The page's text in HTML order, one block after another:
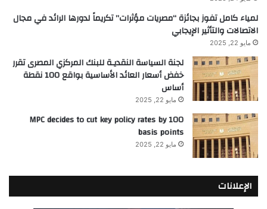
لمياء كامل تفوز بجائزة “مصريات مؤثرات” تكريماً لدورها الرائد في مجال
الاتصالات والتأثير الإيجابي
مايو 22, 2025
لجنة السياسة النقديـة للبنك المركزي المصرى تقرر
خفض أسعار العائد الأساسية بواقع 100 نقطة
أساس
مايو 22, 2025
MPC decides to cut key policy rates by 100
basis points
مايو 22, 2025
الإعلانات